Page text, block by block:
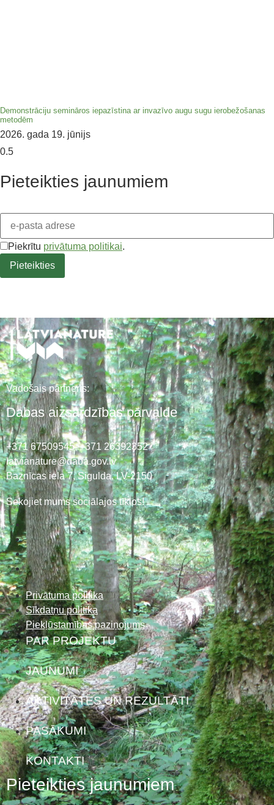
Demonstrāciju semināros iepazīstina ar invazīvo augu sugu ierobežošanas
metodēm
2026. gada 19. jūnijs
Pieteikties jaunumiem
Piekrītu privātuma politikai.
Vadošais partneris:
Dabas aizsardzības pārvalde
+371 67509545,+371 26392352
latvianature@daba.gov.lv
Baznīcas iela 7, Sigulda, LV-2150
Sekojiet mums sociālajos tīklos!
Privātuma politika
Sīkdatņu politika
Piekļūstamības paziņojums
PAR PROJEKTU
JAUNUMI
AKTIVITĀTES UN REZULTĀTI
PASĀKUMI
KONTAKTI
Pieteikties jaunumiem